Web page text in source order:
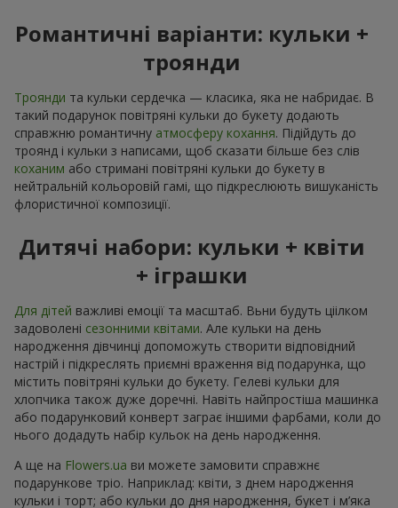
Романтичні варіанти: кульки +
троянди
Троянди та кульки сердечка — класика, яка не набридає. В
такий подарунок повітряні кульки до букету додають
справжню романтичну атмосферу кохання. Підійдуть до
троянд і кульки з написами, щоб сказати більше без слів
коханим або стримані повітряні кульки до букету в
нейтральній кольоровій гамі, що підкреслюють вишуканість
флористичної композиції.
Дитячі набори: кульки + квіти
+ іграшки
Для дітей важливі емоції та масштаб. Вьни будуть ціілком
задоволені сезонними квітами. Але кульки на день
народження дівчинці допоможуть створити відповідний
настрій і підкреслять приємні враження від подарунка, що
містить повітряні кульки до букету. Гелеві кульки для
хлопчика також дуже доречні. Навіть найпростіша машинка
або подарунковий конверт заграє іншими фарбами, коли до
нього додадуть набір кульок на день народження.
А ще на Flowers.ua ви можете замовити справжнє
подарункове тріо. Наприклад: квіти, з днем народження
кульки і торт; або кульки до дня народження, букет і м’яка